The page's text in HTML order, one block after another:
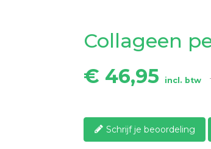
Collageen
€ 46,95
incl. btw
Schrijf je beoordeling